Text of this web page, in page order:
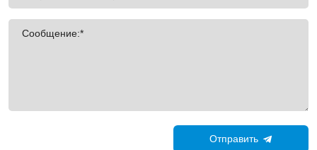
Сообщение:*
Отправить